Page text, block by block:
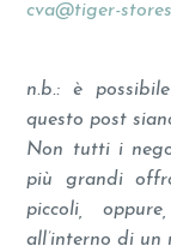
cva@tiger-
n.b.: è
questo post
Non tutti i
più grandi
piccoli,
all’interno di un